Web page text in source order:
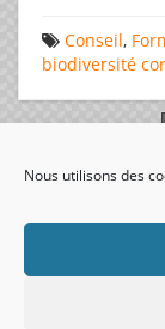
Nous utilisons des
Conseil,
biodiversité
visiteurs